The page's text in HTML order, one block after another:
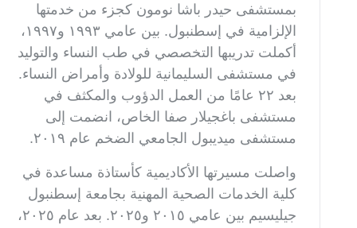
بمستشفى حيدر باشا نومون كجزء من خدمتها
الإلزامية في إسطنبول. بين عامي ١٩٩٣ و١٩٩٧،
أكملت تدريبها التخصصي في طب النساء والتوليد
في مستشفى السليمانية للولادة وأمراض النساء.
بعد ٢٢ عامًا من العمل الدؤوب والمكثف في
مستشفى باغجيلار صفا الخاص، انضمت إلى
مستشفى ميديبول الجامعي الضخم عام ٢٠١٩
.
واصلت مسيرتها الأكاديمية كأستاذة مساعدة في
كلية الخدمات الصحية المهنية بجامعة إسطنبول
جيليسيم بين عامي ٢٠١٥ و٢٠٢٥. بعد عام ٢٠٢٥،